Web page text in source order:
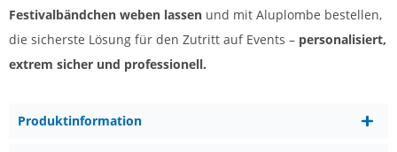
Festivalbändchen weben lassen und mit Aluplombe bestellen,
die sicherste Lösung für den Zutritt auf Events – personalisiert,
extrem sicher und professionell.
Produktinformation